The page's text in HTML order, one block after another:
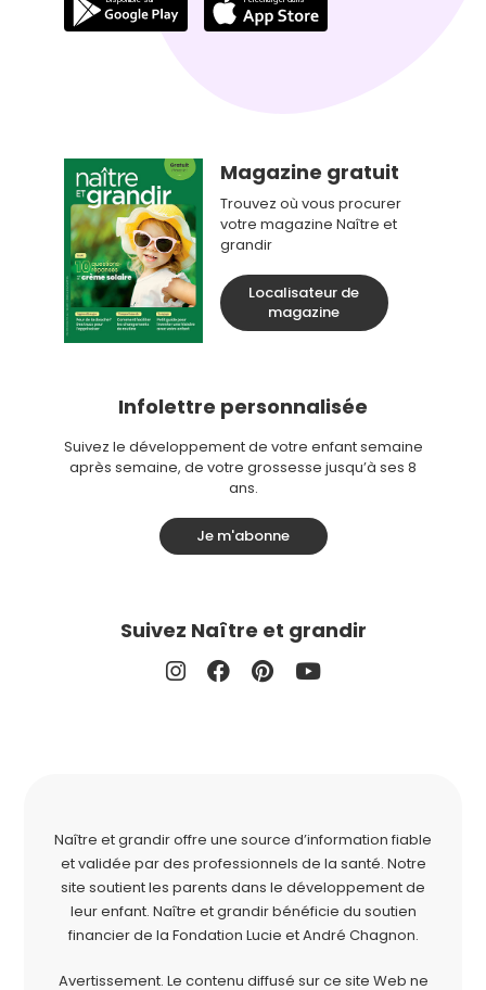
Magazine gratuit
Trouvez où vous procurer
votre magazine Naître et
grandir
Localisateur de
magazine
Infolettre personnalisée
Suivez le développement de votre enfant semaine
après semaine, de votre grossesse jusqu’à ses 8
ans.
Je m'abonne
Suivez Naître et grandir
Naître et grandir offre une source d’information fiable
et validée par des professionnels de la santé. Notre
site soutient les parents dans le développement de
leur enfant. Naître et grandir bénéficie du soutien
financier de la Fondation Lucie et André Chagnon.
Avertissement. Le contenu diffusé sur ce site Web ne